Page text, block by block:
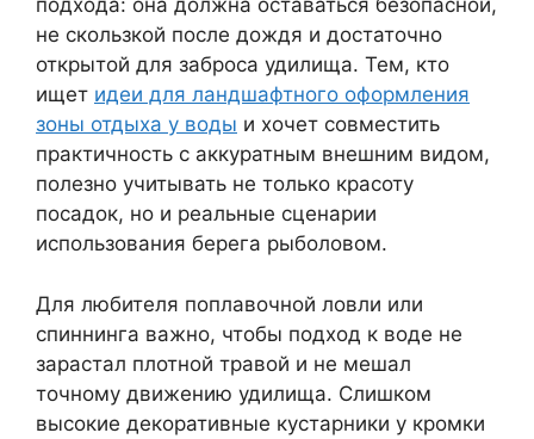
подхода: она должна оставаться безопасной,
не скользкой после дождя и достаточно
открытой для заброса удилища. Тем, кто
ищет идеи для ландшафтного оформления
зоны отдыха у воды и хочет совместить
практичность с аккуратным внешним видом,
полезно учитывать не только красоту
посадок, но и реальные сценарии
использования берега рыболовом.
Для любителя поплавочной ловли или
спиннинга важно, чтобы подход к воде не
зарастал плотной травой и не мешал
точному движению удилища. Слишком
высокие декоративные кустарники у кромки